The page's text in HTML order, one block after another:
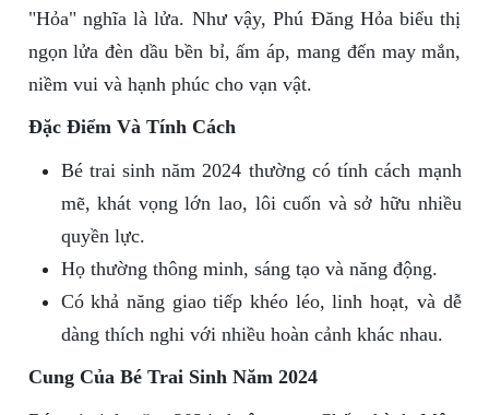
"Hỏa" nghĩa là lửa. Như vậy, Phú Đăng Hỏa biểu thị
ngọn lửa đèn dầu bền bỉ, ấm áp, mang đến may mắn,
niềm vui và hạnh phúc cho vạn vật.
Đặc Điểm Và Tính Cách
Bé trai sinh năm 2024 thường có tính cách mạnh
mẽ, khát vọng lớn lao, lôi cuốn và sở hữu nhiều
quyền lực.
Họ thường thông minh, sáng tạo và năng động.
Có khả năng giao tiếp khéo léo, linh hoạt, và dễ
dàng thích nghi với nhiều hoàn cảnh khác nhau.
Cung Của Bé Trai Sinh Năm 2024